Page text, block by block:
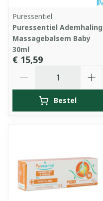
Puressentiel
Puressentiel Ademhaling
Massagebalsem Baby
30ml
€ 15,59
Bestel